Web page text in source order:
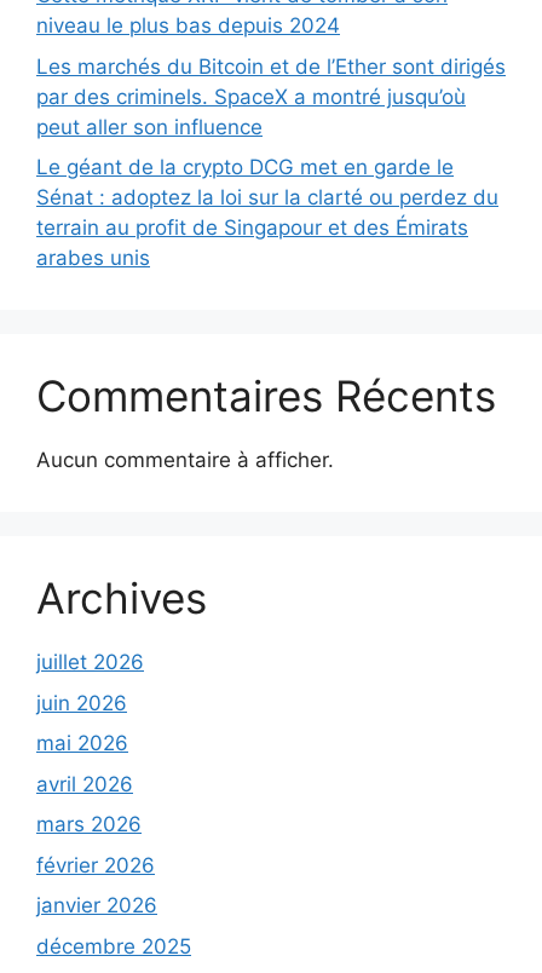
niveau le plus bas depuis 2024
Les marchés du Bitcoin et de l’Ether sont dirigés
par des criminels. SpaceX a montré jusqu’où
peut aller son influence
Le géant de la crypto DCG met en garde le
Sénat : adoptez la loi sur la clarté ou perdez du
terrain au profit de Singapour et des Émirats
arabes unis
Commentaires Récents
Aucun commentaire à afficher.
Archives
juillet 2026
juin 2026
mai 2026
avril 2026
mars 2026
février 2026
janvier 2026
décembre 2025